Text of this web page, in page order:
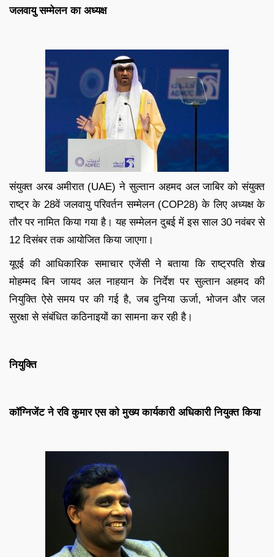
जलवायु सम्मेलन का अध्यक्ष
संयुक्त अरब अमीरात (UAE) ने सुल्तान अहमद अल जाबिर को संयुक्त
राष्ट्र के 28वें जलवायु परिवर्तन सम्मेलन (COP28) के लिए अध्यक्ष के
तौर पर नामित किया गया है। यह सम्मेलन दुबई में इस साल 30 नवंबर से
12 दिसंबर तक आयोजित किया जाएगा।
यूएई की आधिकारिक समाचार एजेंसी ने बताया कि राष्ट्रपति शेख
मोहम्मद बिन जायद अल नाहयान के निर्देश पर सुल्तान अहमद की
नियुक्ति ऐसे समय पर की गई है, जब दुनिया ऊर्जा, भोजन और जल
सुरक्षा से संबंधित कठिनाइयों का सामना कर रही है।
नियुक्ति
कॉग्निजेंट ने रवि कुमार एस को मुख्य कार्यकारी अधिकारी नियुक्त किया